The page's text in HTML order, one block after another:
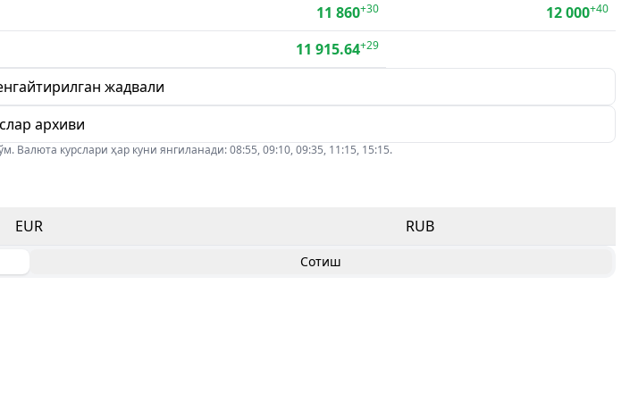
11 860+30 12 000+40
11 915.64+29
жадвали
архиви
Валюта курслари ҳар куни янгиланади: 08:55, 09:10, 09:35, 11:15, 15:15.
EUR RUB
Сотиш